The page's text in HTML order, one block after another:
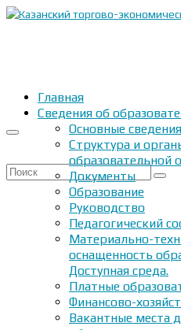
Искать:
Главная
Сведения об
Основные сведения
Структура и
образовательной
Документы
Образование
Руководство
Педагогический
Материально-
оснащенность
Доступная среда.
Платные
Финансово-
Вакантные места